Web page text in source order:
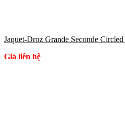
Jaquet-Droz Grande Seconde
Giá liên hệ